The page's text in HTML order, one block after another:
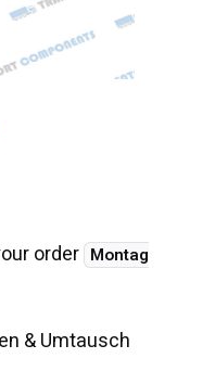
order Montag
& Umtausch